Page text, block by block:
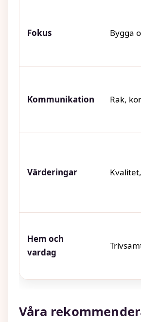
Fokus Bygga
Kommunikation Rak,
Värderingar
Hem och
vardag
Våra